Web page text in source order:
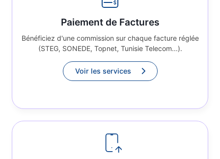
Paiement de Factures
Bénéficiez d'une commission sur chaque facture réglée
(STEG, SONEDE, Topnet, Tunisie Telecom...).
Voir les services